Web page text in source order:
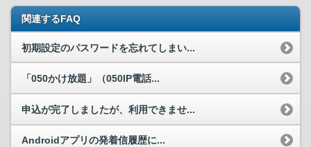
関連するFAQ
初期設定のパスワードを忘れてしまい...
「050かけ放題」（050IP電話...
申込が完了しましたが、利用できませ...
Androidアプリの発着信履歴に...